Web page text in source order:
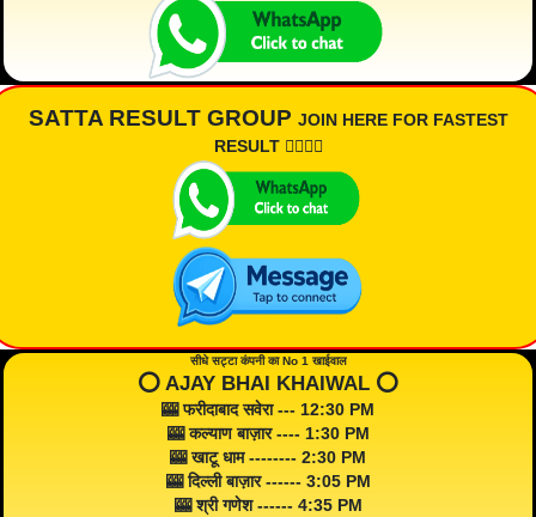
SATTA RESULT GROUP JOIN HERE FOR FASTEST
RESULT 👇🏾👇🏾
सीधे सट्टा कंपनी का No 1 खाईवाल
⭕️ AJAY BHAI KHAIWAL ⭕️
🎰 फरीदाबाद सवेरा --- 12:30 PM
🎰 कल्याण बाज़ार ---- 1:30 PM
🎰 खाटू धाम -------- 2:30 PM
🎰 दिल्ली बाज़ार ------ 3:05 PM
🎰 श्री गणेश ------ 4:35 PM